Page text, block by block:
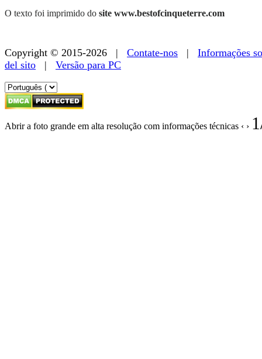
O texto foi imprimido do site www.bestofcinqueterre.com
Copyright © 2015-2026 | Contate-nos | Informações
del sito | Versão para PC
Abrir a foto grande em alta resolução com informações técnicas ‹ › 1